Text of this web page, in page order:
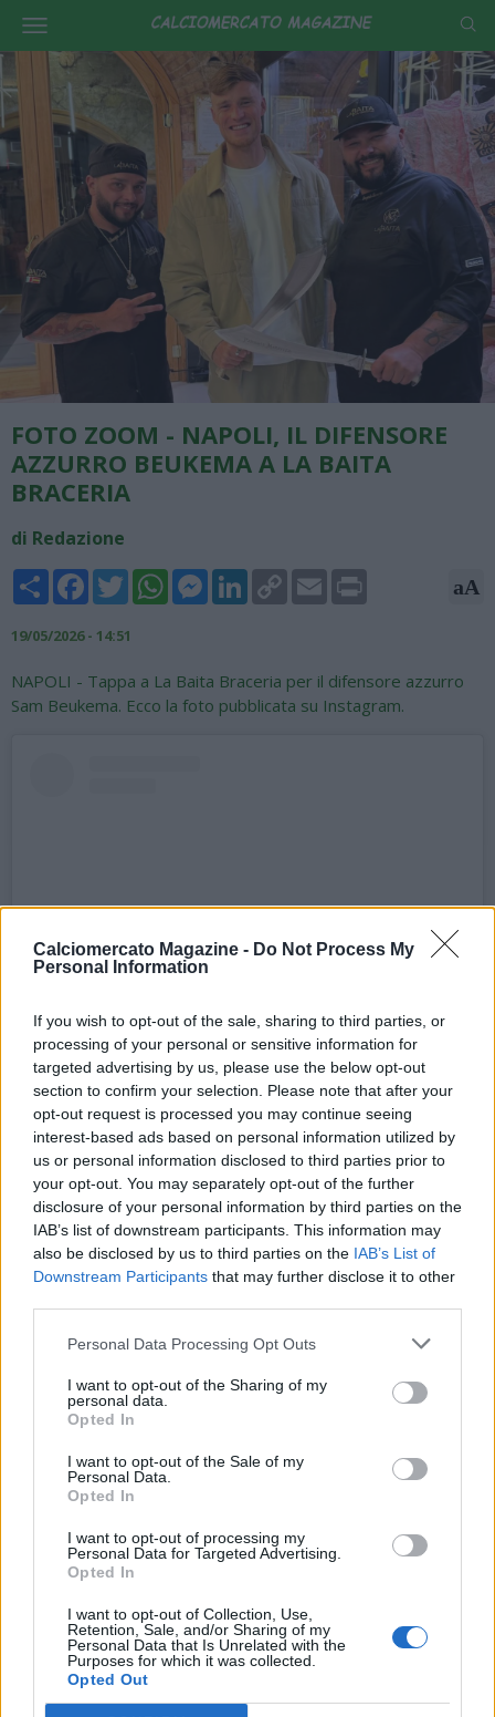
Calciomercato Magazine - Do Not Process My
Personal Information
If you wish to opt-out of the sale, sharing to third parties, or
processing of your personal or sensitive information for
targeted advertising by us, please use the below opt-out
section to confirm your selection. Please note that after your
opt-out request is processed you may continue seeing
interest-based ads based on personal information utilized by
us or personal information disclosed to third parties prior to
your opt-out. You may separately opt-out of the further
disclosure of your personal information by third parties on the
IAB’s list of downstream participants. This information may
also be disclosed by us to third parties on the IAB’s List of
Downstream Participants that may further disclose it to other
Personal Data Processing Opt Outs
I want to opt-out of the Sharing of my
personal data.
Opted In
I want to opt-out of the Sale of my
Personal Data.
Opted In
I want to opt-out of processing my
Personal Data for Targeted Advertising.
Opted In
I want to opt-out of Collection, Use,
Retention, Sale, and/or Sharing of my
Personal Data that Is Unrelated with the
Purposes for which it was collected.
Opted Out
FOTO ZOOM - NAPOLI, IL DIFENSORE
AZZURRO BEUKEMA A LA BAITA
BRACERIA
di Redazione
Share FacebookTwitterWhatsAppMessengerLinkedInCopy
Link
Email aA
19/05/2026 - 14:51
NAPOLI - Tappa a La Baita Braceria per il difensore azzurro
Sam Beukema. Ecco la foto pubblicata su Instagram.
Visualizza questo post su Instagram